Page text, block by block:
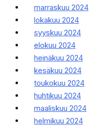
marraskuu 2024
lokakuu 2024
syyskuu 2024
elokuu 2024
heinäkuu 2024
kesäkuu 2024
toukokuu 2024
huhtikuu 2024
maaliskuu 2024
helmikuu 2024